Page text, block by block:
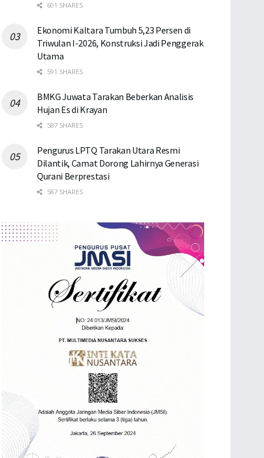
601 SHARES
Ekonomi Kaltara Tumbuh 5,23 Persen di
Triwulan I-2026, Konstruksi Jadi Penggerak
Utama
591 SHARES
BMKG Juwata Tarakan Beberkan Analisis
Hujan Es di Krayan
587 SHARES
Pengurus LPTQ Tarakan Utara Resmi
Dilantik, Camat Dorong Lahirnya Generasi
Qurani Berprestasi
587 SHARES